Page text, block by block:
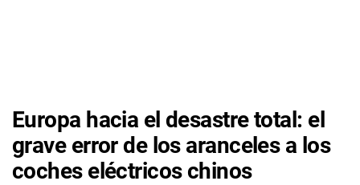
Europa hacia el desastre total: el
grave error de los aranceles a los
coches eléctricos chinos